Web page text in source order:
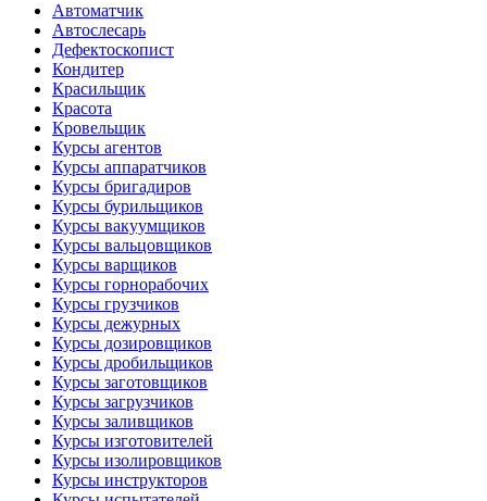
Автоматчик
Автослесарь
Дефектоскопист
Кондитер
Красильщик
Красота
Кровельщик
Курсы агентов
Курсы аппаратчиков
Курсы бригадиров
Курсы бурильщиков
Курсы вакуумщиков
Курсы вальцовщиков
Курсы варщиков
Курсы горнорабочих
Курсы грузчиков
Курсы дежурных
Курсы дозировщиков
Курсы дробильщиков
Курсы заготовщиков
Курсы загрузчиков
Курсы заливщиков
Курсы изготовителей
Курсы изолировщиков
Курсы инструкторов